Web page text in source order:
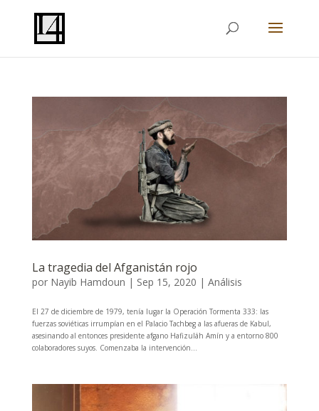
La tragedia del Afganistán rojo
por Nayib Hamdoun | Sep 15, 2020 | Análisis
El 27 de diciembre de 1979, tenía lugar la Operación Tormenta 333: las
fuerzas soviéticas irrumpían en el Palacio Tachbeg a las afueras de Kabul,
asesinando al entonces presidente afgano Hafizuláh Amín y a entorno 800
colaboradores suyos. Comenzaba la intervención...